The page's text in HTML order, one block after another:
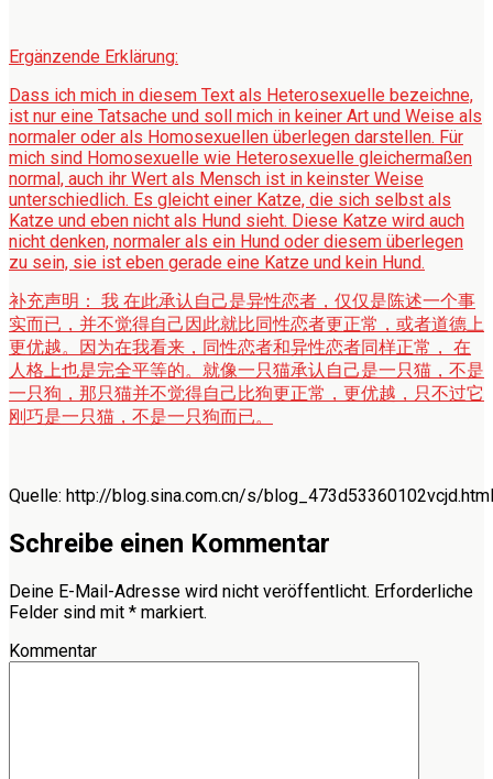
Ergänzende Erklärung:
Dass ich mich in diesem Text als Heterosexuelle bezeichne,
ist nur eine Tatsache und soll mich in keiner Art und Weise als
normaler oder als Homosexuellen überlegen darstellen. Für
mich sind Homosexuelle wie Heterosexuelle gleichermaßen
normal, auch ihr Wert als Mensch ist in keinster Weise
unterschiedlich. Es gleicht einer Katze, die sich selbst als
Katze und eben nicht als Hund sieht. Diese Katze wird auch
nicht denken, normaler als ein Hund oder diesem überlegen
zu sein, sie ist eben gerade eine Katze und kein Hund.
补充声明： 我 在此承认自己是异性恋者，仅仅是陈述一个事
实而已，并不觉得自己因此就比同性恋者更正常，或者道德上
更优越。因为在我看来，同性恋者和异性恋者同样正常， 在
人格上也是完全平等的。就像一只猫承认自己是一只猫，不是
一只狗，那只猫并不觉得自己比狗更正常，更优越，只不过它
刚巧是一只猫，不是一只狗而已。
Quelle: http://blog.sina.com.cn/s/blog_473d53360102vcjd.html
Schreibe einen Kommentar
Deine E-Mail-Adresse wird nicht veröffentlicht. Erforderliche
Felder sind mit * markiert.
Kommentar